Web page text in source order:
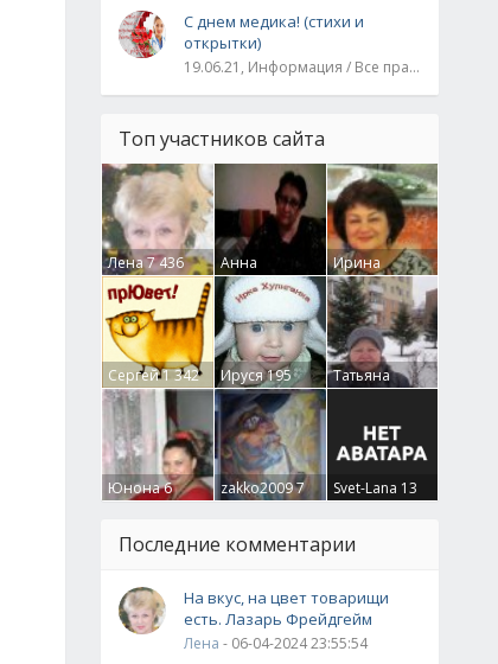
С днем медика! (стихи и
открытки)
19.06.21, Информация / Все праздники
Топ участников сайта
Лена7 436
Анна
Гумлевая0
Ирина
Бруцкая41
Сергей1 342 Ируся195
Татьяна
Крючкова0
Юнона6 zakko20097 Svet-Lana 13
Последние комментарии
На вкус, на цвет товарищи
есть. Лазарь Фрейдгейм
Лена - 06-04-2024 23:55:54